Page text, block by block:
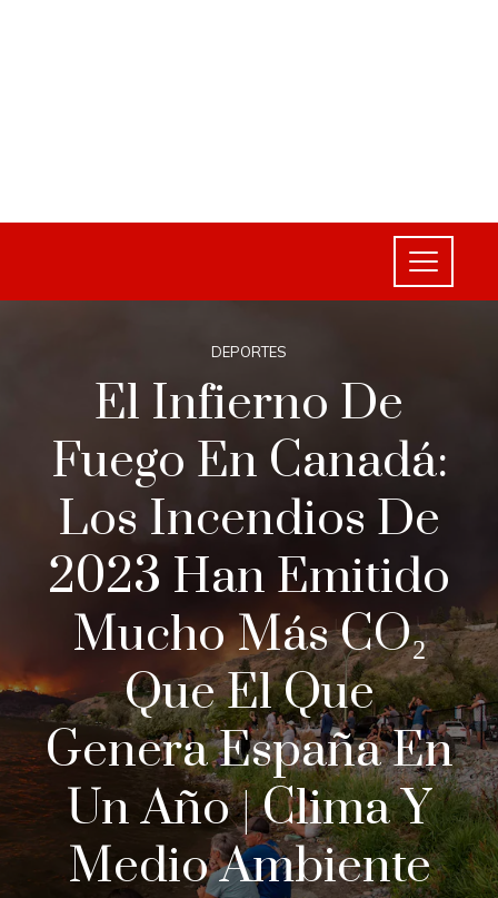
DEPORTES
El Infierno De
Fuego En Canadá:
Los Incendios De
2023 Han Emitido
Mucho Más CO₂
Que El Que
Genera España En
Un Año | Clima Y
Medio Ambiente